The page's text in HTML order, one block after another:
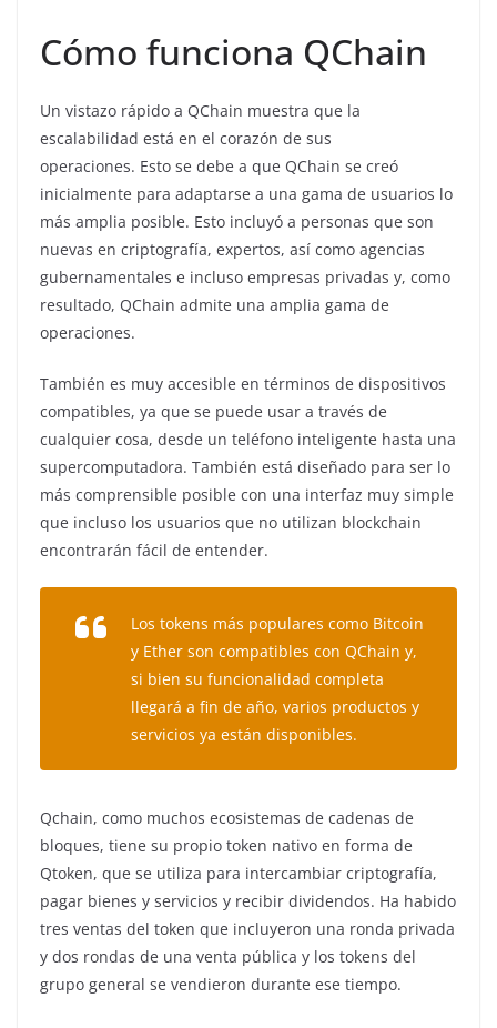
Cómo funciona QChain
Un vistazo rápido a QChain muestra que la
escalabilidad está en el corazón de sus
operaciones. Esto se debe a que QChain se creó
inicialmente para adaptarse a una gama de usuarios lo
más amplia posible. Esto incluyó a personas que son
nuevas en criptografía, expertos, así como agencias
gubernamentales e incluso empresas privadas y, como
resultado, QChain admite una amplia gama de
operaciones.
También es muy accesible en términos de dispositivos
compatibles, ya que se puede usar a través de
cualquier cosa, desde un teléfono inteligente hasta una
supercomputadora. También está diseñado para ser lo
más comprensible posible con una interfaz muy simple
que incluso los usuarios que no utilizan blockchain
encontrarán fácil de entender.
Los tokens más populares como Bitcoin
y Ether son compatibles con QChain y,
si bien su funcionalidad completa
llegará a fin de año, varios productos y
servicios ya están disponibles.
Qchain, como muchos ecosistemas de cadenas de
bloques, tiene su propio token nativo en forma de
Qtoken, que se utiliza para intercambiar criptografía,
pagar bienes y servicios y recibir dividendos. Ha habido
tres ventas del token que incluyeron una ronda privada
y dos rondas de una venta pública y los tokens del
grupo general se vendieron durante ese tiempo.